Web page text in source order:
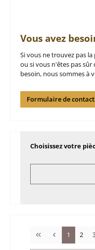
Vous avez
Si vous ne trouvez pas
ou si vous n'êtes pas
besoin, nous sommes à
Formulaire de contact
Choisissez votre
Page
1 Page
2